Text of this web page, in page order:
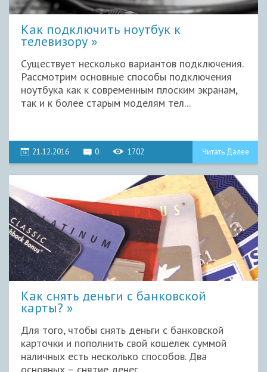
Как подключить ноутбук к
телевизору
Существует несколько вариантов подключения.
Рассмотрим основные способы подключения
ноутбука как к современным плоским экранам,
так и к более старым моделям тел...
21.12.2016 0 1702 Читать Далее
Как снять деньги с банковской
карты?
Для того, чтобы снять деньги с банковской
карточки и пополнить свой кошелек суммой
наличных есть несколько способов. Два
основных – снятие денег...